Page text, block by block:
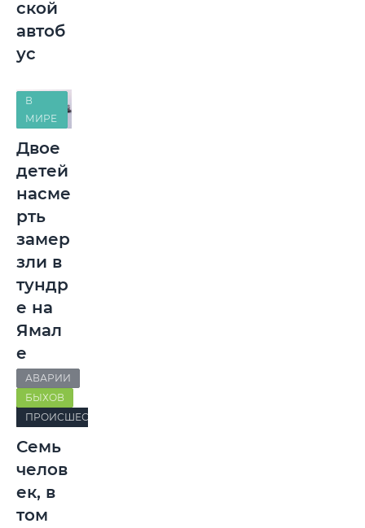
ской
автоб
ус
В
МИРЕ
Двое
детей
насме
рть
замер
зли в
тундр
е на
Ямал
е
АВАРИИ
БЫХОВ
ПРОИСШЕСТВИЯ
Семь
челов
ек, в
том